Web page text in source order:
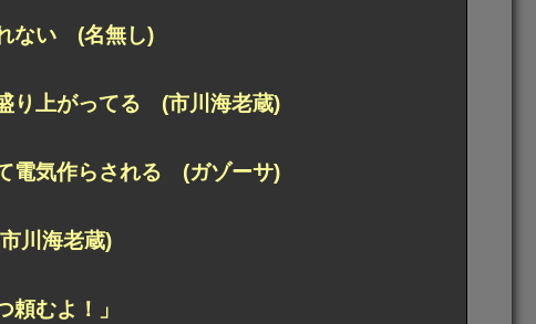
ない (名無し)
り上がってる (市川海老蔵)
電気作らされる (ガゾーサ)
川海老蔵)
頼むよ！」